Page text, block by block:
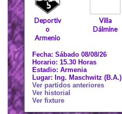
Deportiv
o
Armenio
Villa
Dálmine
Fecha: Sábado 08/08/26
Horario: 15.30 Horas
Estadio: Armenia
Lugar: Ing. Maschwitz (B.A.)
Ver partidos anteriores
Ver historial
Ver fixture